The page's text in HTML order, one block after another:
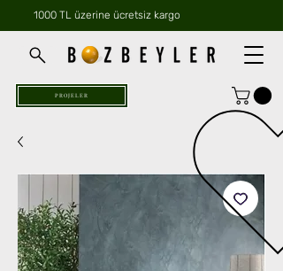
1000 TL üzerine ücretsiz kargo
PROJELER